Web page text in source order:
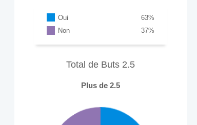
Oui %
63
Non
%
37
Total de Buts 2.5
Plus de 2.5